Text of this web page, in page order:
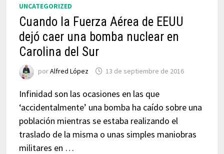
UNCATEGORIZED
Cuando la Fuerza Aérea de EEUU
dejó caer una bomba nuclear en
Carolina del Sur
porAlfred López 13 de septiembre de 2016
Infinidad son las ocasiones en las que
‘accidentalmente’ una bomba ha caído sobre una
población mientras se estaba realizando el
traslado de la misma o unas simples maniobras
militares en …